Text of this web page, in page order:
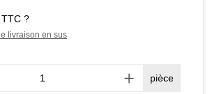
?
livraison en sus
pièce